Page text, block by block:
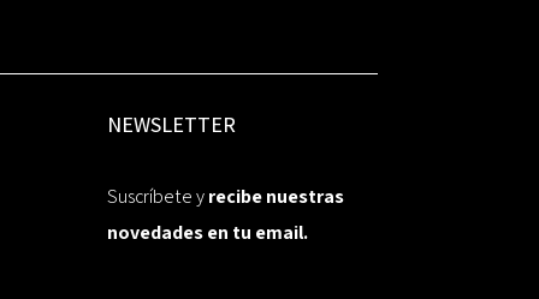
NEWSLETTER
Suscríbete yrecibe nuestras
novedades en tu email.